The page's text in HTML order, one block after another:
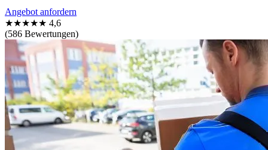
Angebot anfordern
★★★★★ 4,6
(586 Bewertungen)